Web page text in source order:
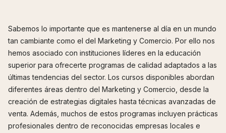
Sabemos lo importante que es mantenerse al día en un mundo
tan cambiante como el del Marketing y Comercio. Por ello nos
hemos asociado con instituciones líderes en la educación
superior para ofrecerte programas de calidad adaptados a las
últimas tendencias del sector. Los cursos disponibles abordan
diferentes áreas dentro del Marketing y Comercio, desde la
creación de estrategias digitales hasta técnicas avanzadas de
venta. Además, muchos de estos programas incluyen prácticas
profesionales dentro de reconocidas empresas locales e